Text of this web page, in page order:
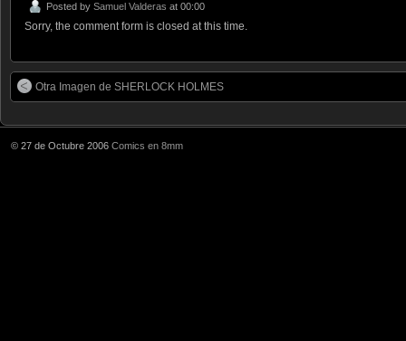
Posted by Samuel Valderas at 00:00
Sorry, the comment form is closed at this time.
Otra Imagen de SHERLOCK HOLMES
© 27 de Octubre 2006 Comics en 8mm